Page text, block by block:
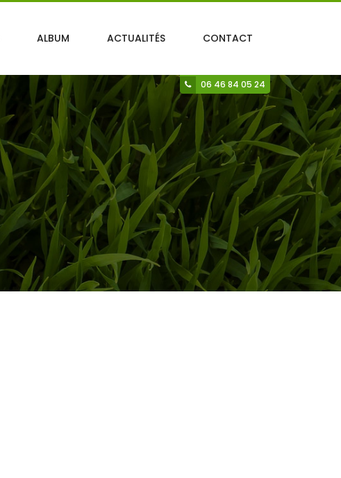
06 46 84 05 24
ALBUM ACTUALITÉS CONTACT